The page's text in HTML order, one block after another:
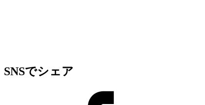
SNSでシェア